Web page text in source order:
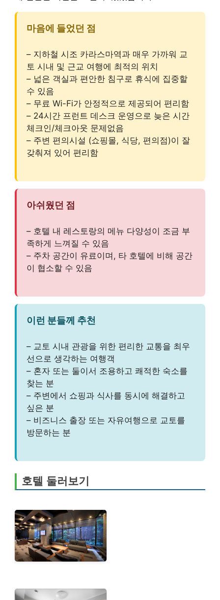
마음에 들었던 점
– 지하철 시조 카라스마역과 매우 가까워 교
토 시내 및 근교 여행에 최적의 위치
– 넓은 객실과 편안한 침구로 휴식에 집중할
수 있음
– 무료 Wi-Fi가 안정적으로 제공되어 편리함
– 24시간 프런트 데스크 운영으로 늦은 시간
체크인/체크아웃 문제없음
– 주변 편의시설 (쇼핑몰, 식당, 편의점)이 잘
갖춰져 있어 편리함
아쉬웠던 점
– 호텔 내 레스토랑의 메뉴 다양성이 조금 부
족하게 느껴질 수 있음
– 주차 공간이 유료이며, 타 호텔에 비해 공간
이 협소할 수 있음
이런 분들께 추천
– 교토 시내 관광을 위한 편리한 교통을 최우
선으로 생각하는 여행객
– 혼자 또는 둘이서 조용하고 쾌적한 숙소를
찾는 분
– 주변에서 쇼핑과 식사를 동시에 해결하고
싶은 분
– 비즈니스 출장 또는 자유여행으로 교토를
방문하는 분
호텔 둘러보기